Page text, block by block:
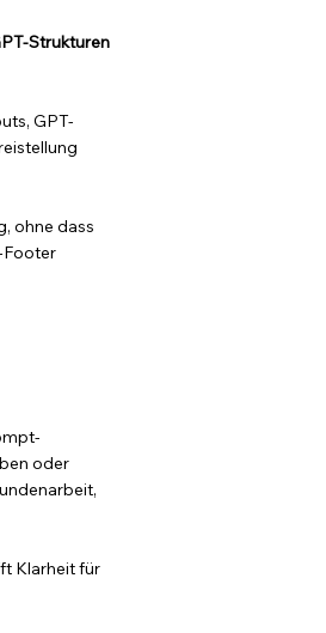
Strukturen
GPT-
ohne dass
Footer
oder
Klarheit für